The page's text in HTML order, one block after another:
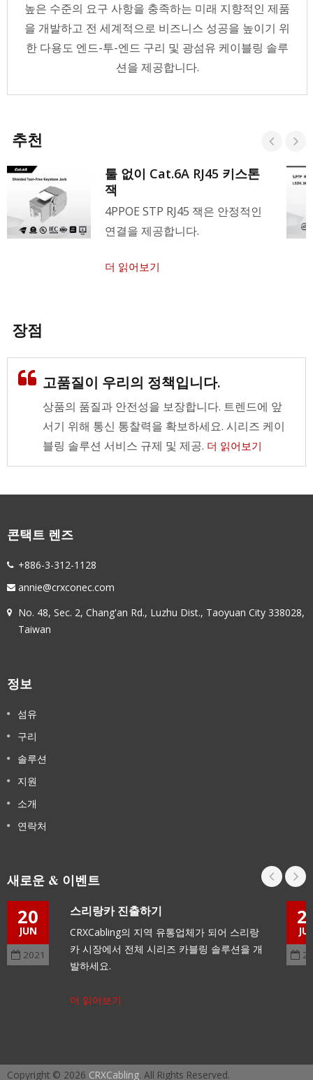
높은 수준의 요구 사항을 충족하는 미래 지향적인 제품
을 개발하고 전 세계적으로 비즈니스 성공을 높이기 위
한 다용도 엔드-투-엔드 구리 및 광섬유 케이블링 솔루
션을 제공합니다.
추천
툴 없이 Cat.6A RJ45 키스톤
잭
4PPOE STP RJ45 잭은 안정적인
연결을 제공합니다.
더 읽어보기
장점
고품질이 우리의 정책입니다.
상품의 품질과 안전성을 보장합니다. 트렌드에 앞
서기 위해 통신 통찰력을 확보하세요. 시리즈 케이
블링 솔루션 서비스 규제 및 제공. 더 읽어보기
콘택트 렌즈
+886-3-312-1128
annie@crxconec.com
No. 48, Sec. 2, Chang'an Rd., Luzhu Dist., Taoyuan City 338028,
Taiwan
정보
섬유
구리
솔루션
지원
소개
연락처
새로운 & 이벤트
20
JUN
2021
스리랑카 진출하기
CRXCabling의 지역 유통업체가 되어 스리랑
카 시장에서 전체 시리즈 카블링 솔루션을 개
발하세요.
더 읽어보기
Copyright © 2026 CRXCabling. All Rights Reserved.